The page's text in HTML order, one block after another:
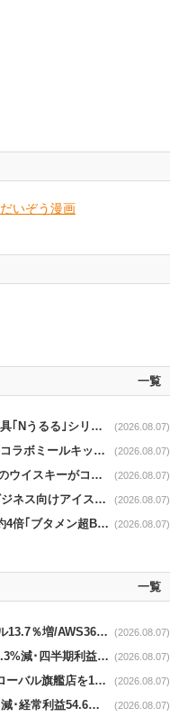
だいぞう漫画
一覧
ニトリnews｜肌ざわりを追求した新寝具｢Nうるる｣シリーズを発売 (2026.08.07)
オイシックスnews｜スノーピークとのコラボミールキット8/13発売 (2026.08.07)
OICグループnews｜グループ酒造会社のウイスキーがコンペティション受賞 (2026.08.07)
青山商事news｜6時間冷たさが持続｢ビジネス向けアイスベスト｣発売 (2026.08.07)
セブンｰイレブンnews｜ブタメンの麺約4倍｢ブタメン超BIG｣8/11から限定発売 (2026.08.07)
一覧
Amazon news｜2Q営業収益2006億ドル13.7％増/AWS36.8％％増が貢献 (2026.08.07)
ニトリnews｜第1Q売上収益2263億円2.3%減･四半期利益1.4％減 (2026.08.07)
ユニクロnews｜京都･河原町通りにグローバル旗艦店を11/6開設 (2026.08.07)
AOKI news｜第1Q売上高430億円1.6％減･経常利益54.6％減 (2026.08.07)